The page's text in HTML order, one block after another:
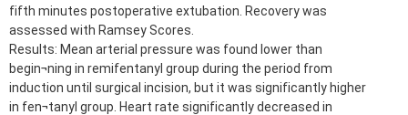
fifth minutes postoperative extubation. Recovery was
assessed with Ramsey Scores.
Results: Mean arterial pressure was found lower than
begin¬ning in remifentanyl group during the period from
induction until surgical incision, but it was significantly higher
in fen¬tanyl group. Heart rate significantly decreased in